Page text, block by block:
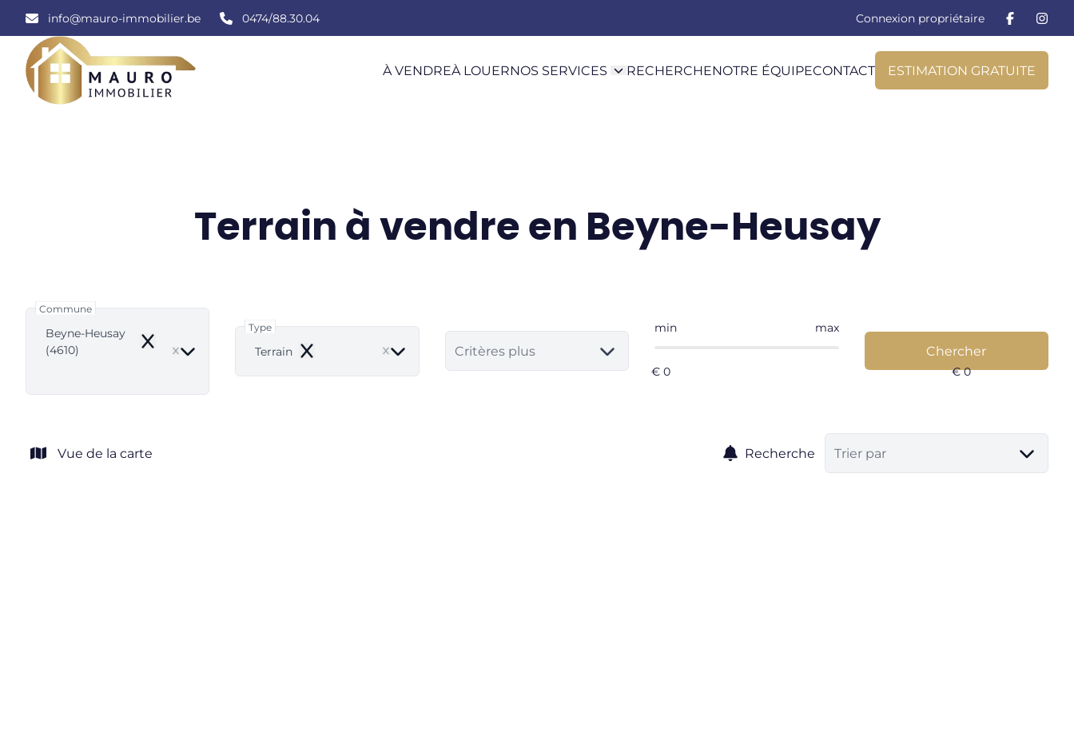
info@mauro-immobilier.be 0474/88.30.04 Connexion propriétaire
À VENDREÀ LOUERNOS SERVICES RECHERCHENOTRE ÉQUIPECONTACT ESTIMATION GRATUITE
Terrain à vendre en Beyne-Heusay
Commune
Beyne-Heusay
(4610)
Remove
Type
Terrain Remove Critères plus
min max
Chercher
Vue de la carte Recherche Trier par